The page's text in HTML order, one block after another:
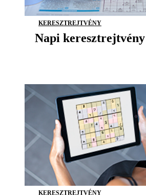
KERESZTREJTVÉNY
Napi keresztrejtvény
KERESZTREJTVÉNY